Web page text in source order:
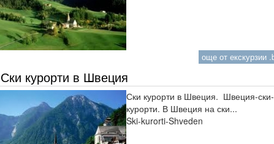
още от екскурзии
Ски курорти в Швеция
Ски курорти в Швеция. Швеция-ски-
курорти. В Швеция на ски...
Ski-kurorti-Shveden